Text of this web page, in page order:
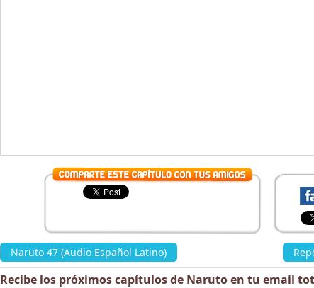
Naruto 47 (Audio Español Latino)
Recibe los próximos capítulos de Naruto en tu email